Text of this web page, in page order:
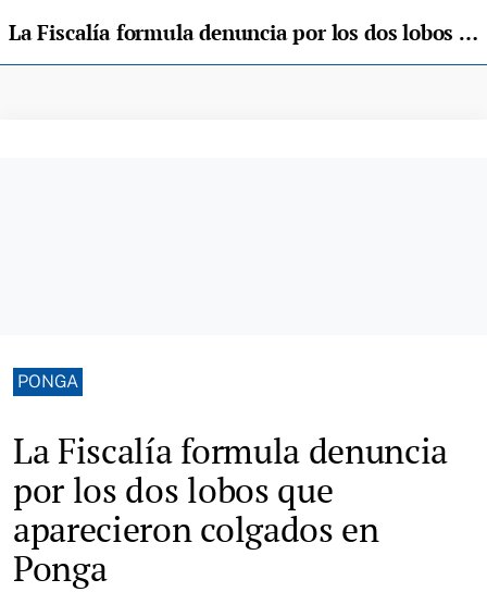
La Fiscalía formula denuncia por los dos lobos que aparecieron colgados en Ponga
PONGA
La Fiscalía formula denuncia
por los dos lobos que
aparecieron colgados en
Ponga